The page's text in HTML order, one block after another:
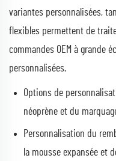
variantes personnalisées,
flexibles permettent de
commandes OEM à grande
personnalisées.
Options de
néoprène et du
Personnalisation du
la mousse expansée et